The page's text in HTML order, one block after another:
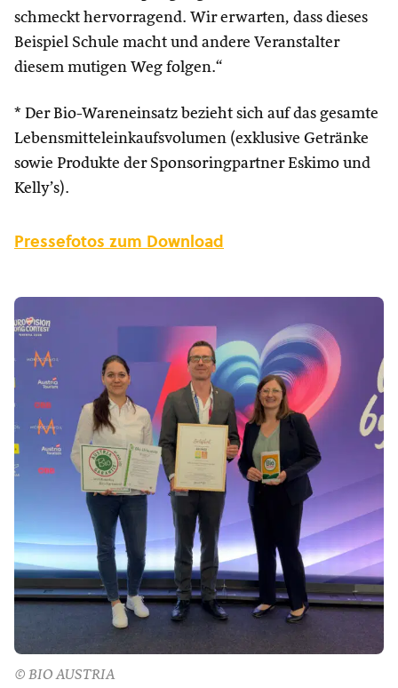
schmeckt hervorragend. Wir erwarten, dass dieses
Beispiel Schule macht und andere Veranstalter
diesem mutigen Weg folgen.“
* Der Bio-Wareneinsatz bezieht sich auf das gesamte
Lebensmitteleinkaufsvolumen (exklusive Getränke
sowie Produkte der Sponsoringpartner Eskimo und
Kelly’s).
Pressefotos zum Download
© BIO AUSTRIA